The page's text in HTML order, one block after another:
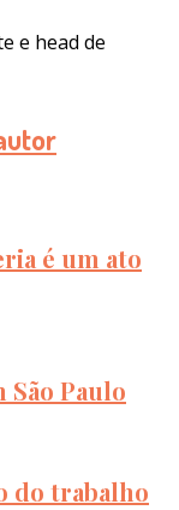
e head de
é um ato
São Paulo
do trabalho